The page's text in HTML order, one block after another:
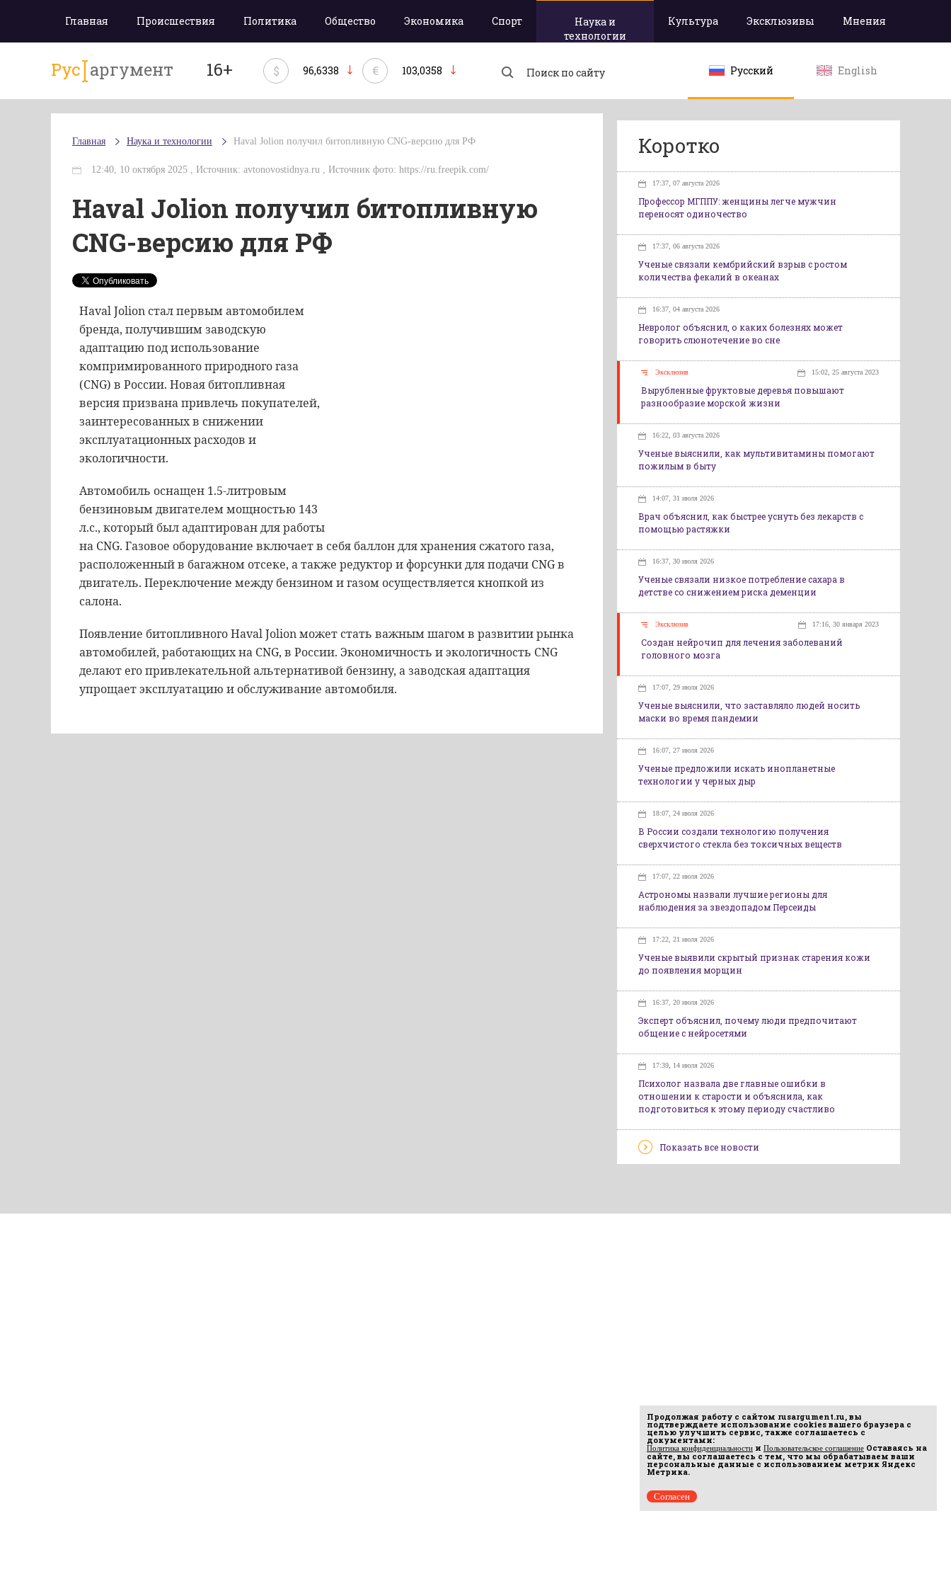
Главная Происшествия Политика Общество Экономика Спорт
Наука и
технологии
Культура Эксклюзивы Мнения
Рус аргумент 16+ $ 96,6338 € 103,0358 Русский English
Главная Наука и технологии Haval Jolion получил битопливную CNG-версию для РФ
12:40, 10 октября 2025 , Источник: avtonovostidnya.ru , Источник фото: https://ru.freepik.com/
Haval Jolion получил битопливную
CNG-версию для РФ
Haval Jolion стал первым автомобилем
бренда, получившим заводскую
адаптацию под использование
компримированного природного газа
(CNG) в России. Новая битопливная
версия призвана привлечь покупателей,
заинтересованных в снижении
эксплуатационных расходов и
экологичности.
Автомобиль оснащен 1.5-литровым
бензиновым двигателем мощностью 143
л.с., который был адаптирован для работы
на CNG. Газовое оборудование включает в себя баллон для хранения сжатого газа,
расположенный в багажном отсеке, а также редуктор и форсунки для подачи CNG в
двигатель. Переключение между бензином и газом осуществляется кнопкой из
салона.
Появление битопливного Haval Jolion может стать важным шагом в развитии рынка
автомобилей, работающих на CNG, в России. Экономичность и экологичность CNG
делают его привлекательной альтернативой бензину, а заводская адаптация
упрощает эксплуатацию и обслуживание автомобиля.
Коротко
17:37, 07 августа 2026
Профессор МГППУ: женщины легче мужчин
переносят одиночество
17:37, 06 августа 2026
Ученые связали кембрийский взрыв с ростом
количества фекалий в океанах
16:37, 04 августа 2026
Невролог объяснил, о каких болезнях может
говорить слюнотечение во сне
Эксклюзив 15:02, 25 августа 2023
Вырубленные фруктовые деревья повышают
разнообразие морской жизни
16:22, 03 августа 2026
Ученые выяснили, как мультивитамины помогают
пожилым в быту
14:07, 31 июля 2026
Врач объяснил, как быстрее уснуть без лекарств с
помощью растяжки
16:37, 30 июля 2026
Ученые связали низкое потребление сахара в
детстве со снижением риска деменции
Эксклюзив 17:16, 30 января 2023
Создан нейрочип для лечения заболеваний
головного мозга
17:07, 29 июля 2026
Ученые выяснили, что заставляло людей носить
маски во время пандемии
16:07, 27 июля 2026
Ученые предложили искать инопланетные
технологии у черных дыр
18:07, 24 июля 2026
В России создали технологию получения
сверхчистого стекла без токсичных веществ
17:07, 22 июля 2026
Астрономы назвали лучшие регионы для
наблюдения за звездопадом Персеиды
17:22, 21 июля 2026
Ученые выявили скрытый признак старения кожи
до появления морщин
16:37, 20 июля 2026
Эксперт объяснил, почему люди предпочитают
общение с нейросетями
17:39, 14 июля 2026
Психолог назвала две главные ошибки в
отношении к старости и объяснила, как
подготовиться к этому периоду счастливо
Показать все новости
Продолжая работу с сайтом rusargument.ru, вы
подтверждаете использование cookies вашего браузера с
целью улучшить сервис, также соглашаетесь с
документами:
Политика конфиденциальности и Пользовательское соглашение Оставаясь на
сайте, вы соглашаетесь с тем, что мы обрабатываем ваши
персональные данные с использованием метрик Яндекс
Метрика.
Согласен